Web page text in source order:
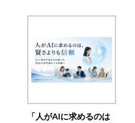
「人がAIに求めるのは